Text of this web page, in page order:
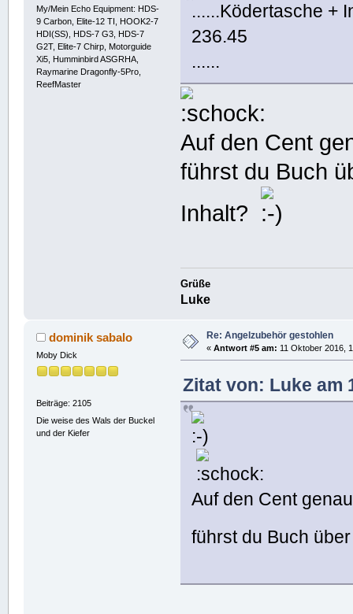
My/Mein Echo Equipment: HDS-
9 Carbon, Elite-12 TI, HOOK2-7
HDI(SS), HDS-7 G3, HDS-7
G2T, Elite-7 Chirp, Motorguide
Xi5, Humminbird ASGRHA,
Raymarine Dragonfly-5Pro,
ReefMaster
......Ködertasche +
236.45
......
Auf den Cent
führst du Buch
Inhalt?
Grüße
Luke
dominik sabalo
Moby Dick
Beiträge: 2105
Die weise des Wals der Buckel
und der Kiefer
Re: Angelzubehör gestohlen
« Antwort #5 am: 11 Oktober 2016,
Zitat von: Luke am
Auf den Cent
führst du Buch